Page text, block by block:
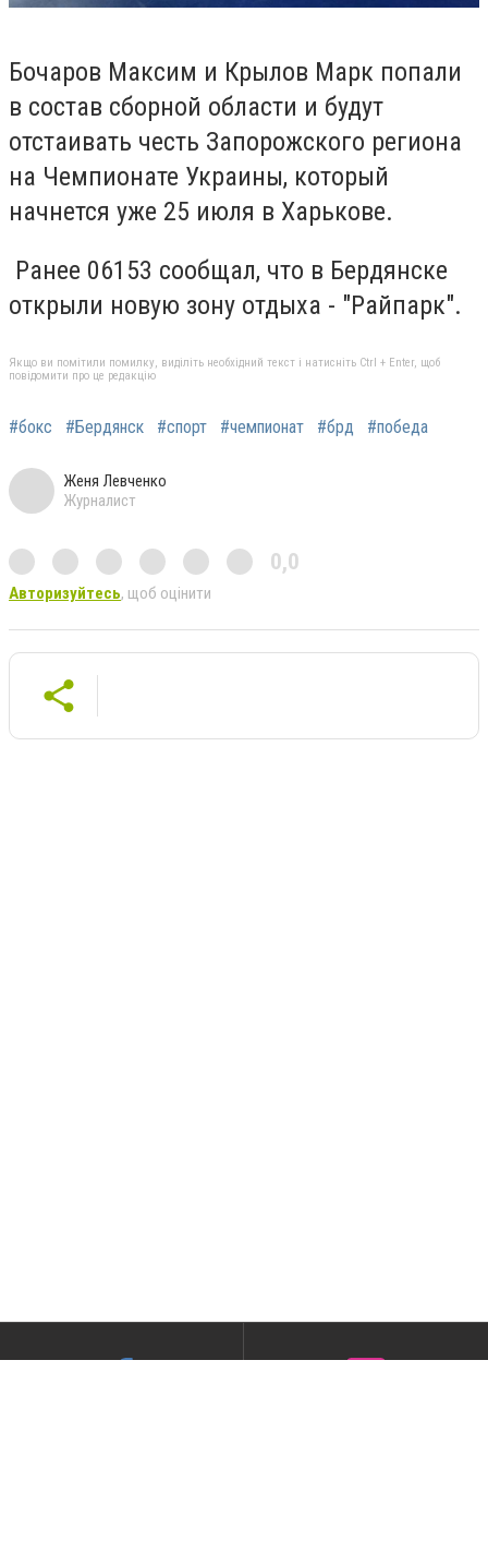
Бочаров Максим и Крылов Марк попали
в состав сборной области и будут
отстаивать честь Запорожского региона
на Чемпионате Украины, который
начнется уже 25 июля в Харькове.
Ранее 06153 сообщал, что в Бердянске
открыли новую зону отдыха - "Райпарк".
Якщо ви помітили помилку, виділіть необхідний текст і натисніть Ctrl + Enter, щоб
повідомити про це редакцію
#бокс #Бердянск #спорт #чемпионат #брд #победа
Женя Левченко
Журналист
0,0
Авторизуйтесь, щоб оцінити